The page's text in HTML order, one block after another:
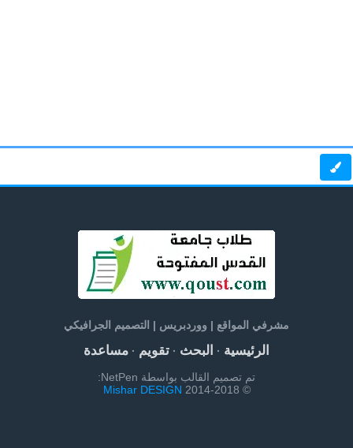
مشرفي المواقع | ووردبريس | التصميم الجرافيكي
الرئيسية· البحث· تقويم· مساعدة
تم تصميم القالب بواسطة NetPen:
© 2014-2018
Mishar DESIGN